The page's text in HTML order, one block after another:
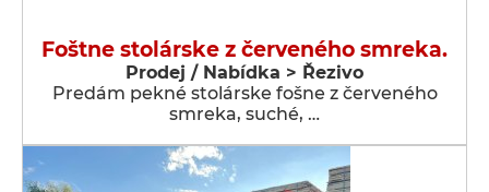
Foštne stolárske z červeného smreka.
Prodej / Nabídka > Řezivo
Predám pekné stolárske fošne z červeného
smreka, suché, …